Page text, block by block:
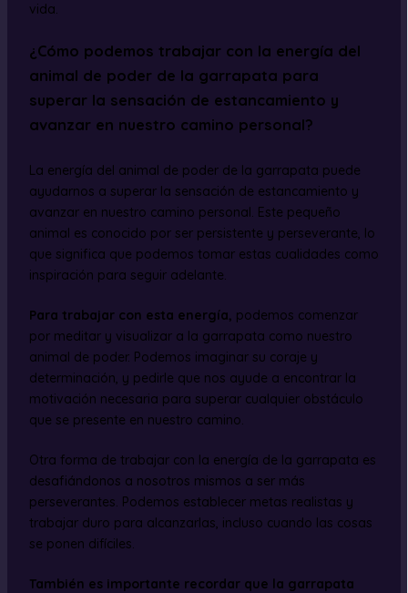
vida.
¿Cómo podemos trabajar con la energía del
animal de poder de la garrapata para
superar la sensación de estancamiento y
avanzar en nuestro camino personal?
La energía del animal de poder de la garrapata puede
ayudarnos a superar la sensación de estancamiento y
avanzar en nuestro camino personal. Este pequeño
animal es conocido por ser persistente y perseverante, lo
que significa que podemos tomar estas cualidades como
inspiración para seguir adelante.
Para trabajar con esta energía, podemos comenzar
por meditar y visualizar a la garrapata como nuestro
animal de poder. Podemos imaginar su coraje y
determinación, y pedirle que nos ayude a encontrar la
motivación necesaria para superar cualquier obstáculo
que se presente en nuestro camino.
Otra forma de trabajar con la energía de la garrapata es
desafiándonos a nosotros mismos a ser más
perseverantes. Podemos establecer metas realistas y
trabajar duro para alcanzarlas, incluso cuando las cosas
se ponen difíciles.
También es importante recordar que la garrapata